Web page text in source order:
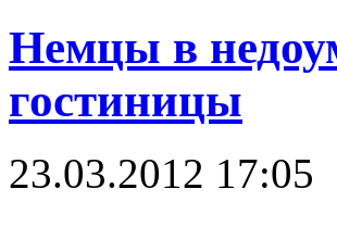
Немцы в
гостиницы
23.03.2012 17:05